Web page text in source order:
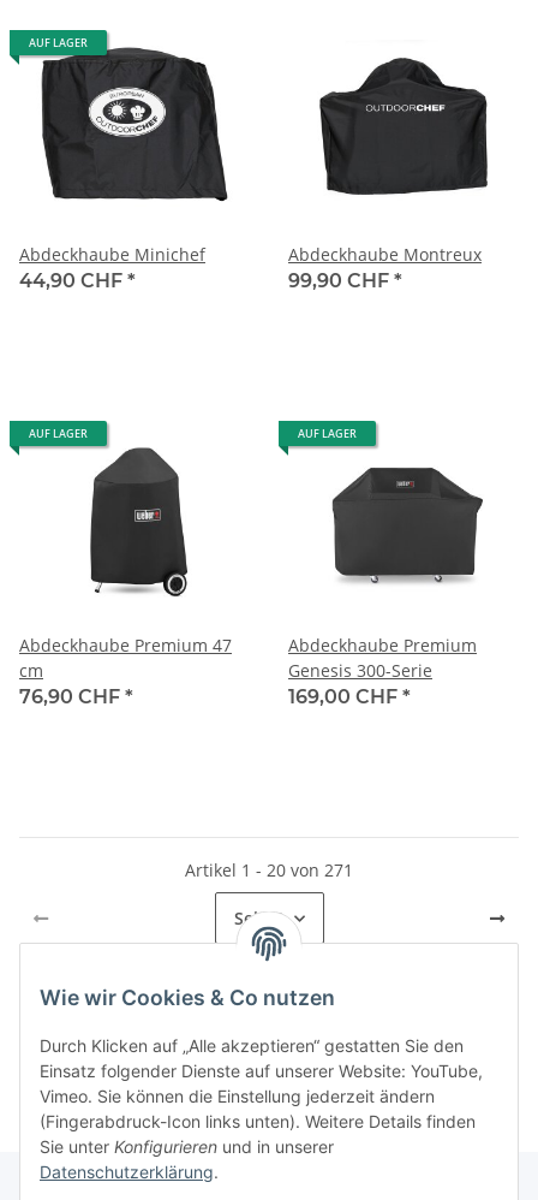
AUF LAGER
Abdeckhaube Minichef
44,90 CHF *
Abdeckhaube Montreux
99,90 CHF *
AUF LAGER
Abdeckhaube Premium 47
cm
76,90 CHF *
AUF LAGER
Abdeckhaube Premium
Genesis 300-Serie
169,00 CHF *
Artikel 1 - 20 von 271
Seite1
Kategorien
Wie wir Cookies & Co nutzen
Durch Klicken auf „Alle akzeptieren“ gestatten Sie den
Einsatz folgender Dienste auf unserer Website: YouTube,
Vimeo. Sie können die Einstellung jederzeit ändern
(Fingerabdruck-Icon links unten). Weitere Details finden
Sie unter Konfigurieren und in unserer
Datenschutzerklärung.